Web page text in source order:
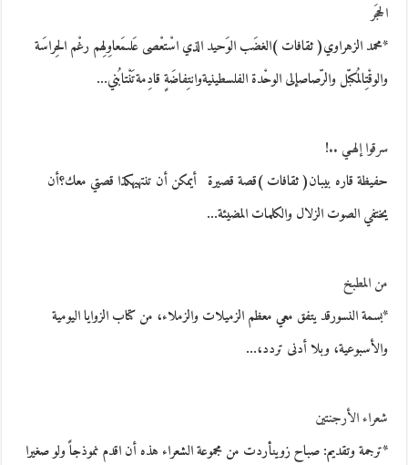
الحجَر
*محمد الزهراوي( ثقافات )الغضَب الوَحيد الذي اسْتعْصى عَلىمَعاوِلِهم رغْم الحِراسَة
والوقْتِالمُكبّل والرّصاصإلى الوحْدة الفلسطينيةوانتِفاضَةٍ قادِمةتَنْتابُني…
سرقوا إلهـي ..!
حفيظة قاره بيبان( ثقافات )قصة قصيرة أيمكن أن تنتهيهكذا قصتي معك؟أن
يختفي الصوت الزلال والكلمات المضيئة…
من المطبخ
*بسمة النسورقد يتفق معي معظم الزميلات والزملاء، من كتاب الزوايا اليومية
والأسبوعية، وبلا أدنى تردد،…
شعراء الأرجنتين
*ترجمة وتقديم: صباح زوينأردت من مجموعة الشعراء هذه أن اقدم نموذجاً ولو صغيرا